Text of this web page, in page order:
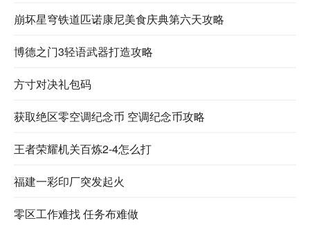
崩坏星穹铁道匹诺康尼美食庆典第六天攻略
博德之门3轻语武器打造攻略
方寸对决礼包码
获取绝区零空调纪念币 空调纪念币攻略
王者荣耀机关百炼2-4怎么打
福建一彩印厂突发起火
零区工作难找 任务布难做